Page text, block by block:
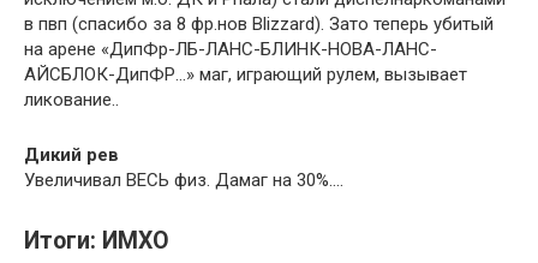
в пвп (спасибо за 8 фр.нов Blizzard). Зато теперь убитый
на арене «ДипФр-ЛБ-ЛАНС-БЛИНК-НОВА-ЛАНС-
АЙСБЛОК-ДипФР…» маг, играющий рулем, вызывает
ликование..
Дикий рев
Увеличивал ВЕСЬ физ. Дамаг на 30%….
Итоги: ИМХО